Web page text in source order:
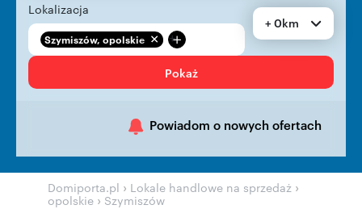
Lokalizacja
Szymiszów, opolskie +
+ 0km
Pokaż
Powiadom o nowych ofertach
Domiporta.pl › Lokale handlowe na sprzedaż ›
opolskie › Szymiszów